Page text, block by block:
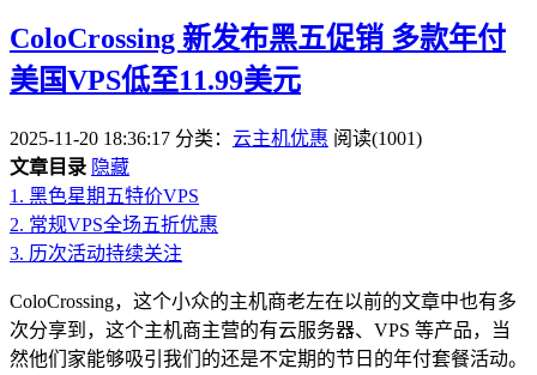
ColoCrossing 新发布黑五促销 多款年付
美国VPS低至11.99美元
2025-11-20 18:36:17 分类： 云主机优惠 阅读(1001)
文章目录 隐藏
1. 黑色星期五特价VPS
2. 常规VPS全场五折优惠
3. 历次活动持续关注
ColoCrossing，这个小众的主机商老左在以前的文章中也有多
次分享到，这个主机商主营的有云服务器、VPS 等产品，当
然他们家能够吸引我们的还是不定期的节日的年付套餐活动。